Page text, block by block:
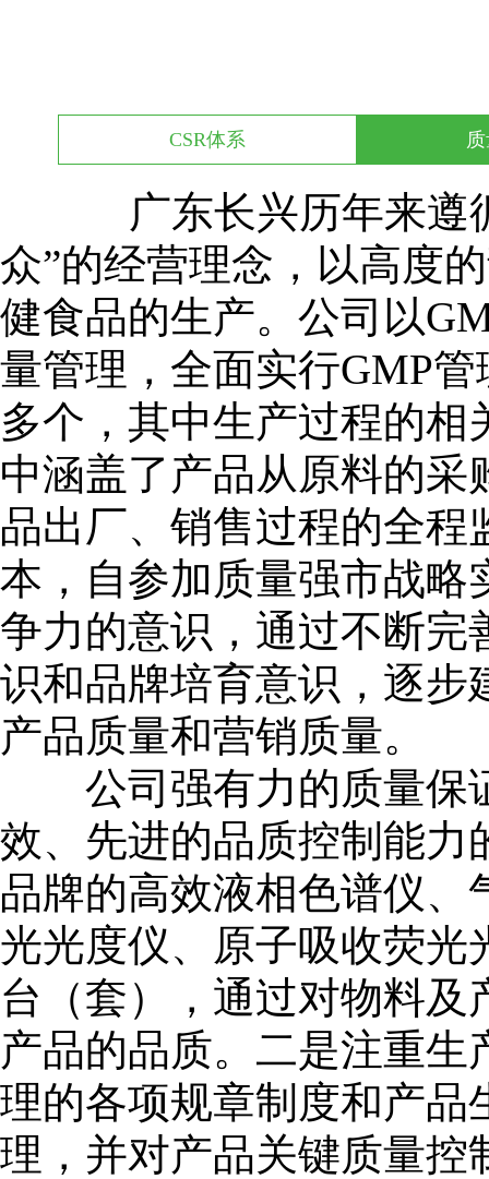
CSR体系
广东长兴历年来遵循“
众”的经营理念，以高度
健食品的生产。公司以
量管理，全面实行GMP
多个，其中生产过程的相
中涵盖了产品从原料的
品出厂、销售过程的全
本，自参加质量强市战略
争力的意识，通过不断完
识和品牌培育意识，逐步
产品质量和营销质量。
公司强有力的质量保
效、先进的品质控制能力
品牌的高效液相色谱仪
光光度仪、原子吸收荧光
台（套），通过对物料
产品的品质。二是注重
理的各项规章制度和产品
理，并对产品关键质量控